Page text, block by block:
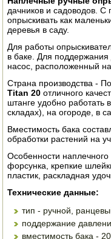
ОБОГРЕВАТЕЛИ
ДРОВОКОЛЫ
ГАЗОВЫЕ
НАСТОЛЬНЫЕ
ЭЛЕКТРО И
ОПРЫСКИВАТЕЛИ
ЭЛЕКТРО
СУШИЛКИ
дачников и садоводов.
опрыскивать как
деревья в саду.
Для работы
в баке. Для поддержания
насос, расположенный
Страна производства -
Titan 20отличного
штанге удобно работать
складах), на огороде, в
Вместимость бака
обработки растений на
Особенности
форсунка, крепкие
пластик, раскладная
Технические данные:
тип - ручной,
поддержание
вместимость бака -